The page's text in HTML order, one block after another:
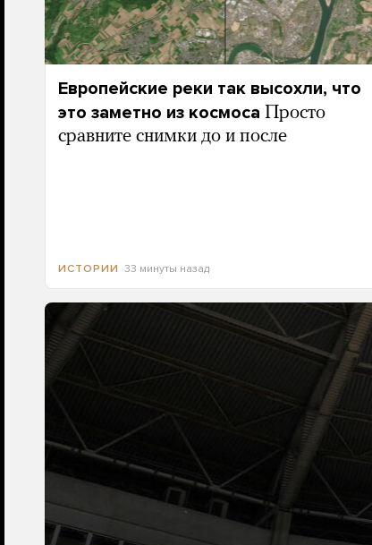
Европейские реки так высохли, что
это заметно из космоса Просто
сравните снимки до и после
ИСТОРИИ 33 минуты назад